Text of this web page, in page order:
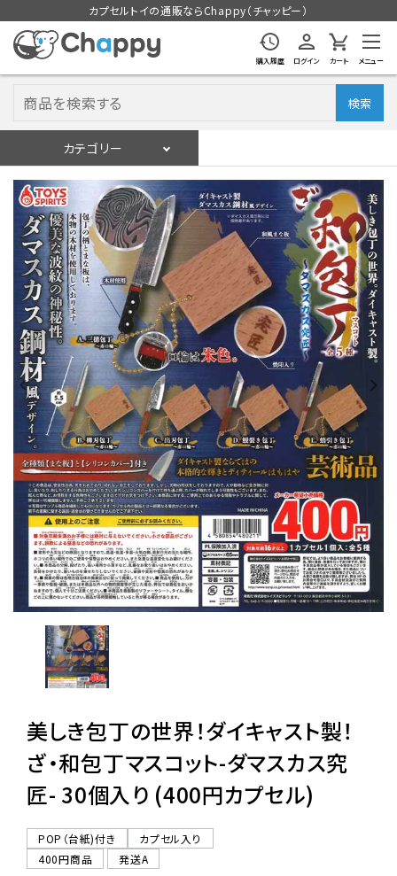
カプセルトイの通販ならChappy（チャッピー）
購入履歴 ログイン カート メニュー
検索
カテゴリー
ログイン 会員登録
入荷スケジュールをチェック
カプセルトイマシン本体
カプセルトイ
販促用空カプセル
レンタル
景品・玩具・文具
販促用カプセルトイ
よくあるご質問
06-6282-7659
美しき包丁の世界！ダイキャスト製！
ざ・和包丁マスコット-ダマスカス究
匠- 30個入り (400円カプセル)
POP（台紙)付き
カプセル入り
400円商品
発送A